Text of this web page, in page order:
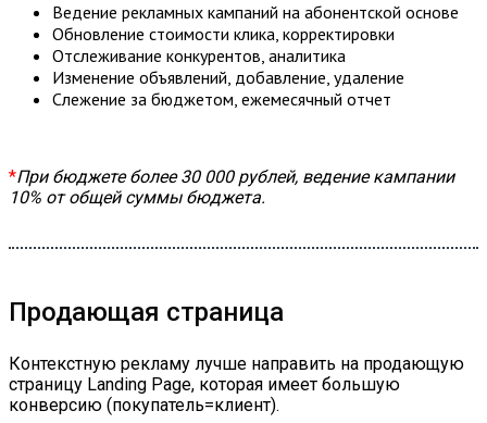
Ведение рекламных кампаний на абонентской основе
Обновление стоимости клика, корректировки
Отслеживание конкурентов, аналитика
Изменение объявлений, добавление, удаление
Слежение за бюджетом, ежемесячный отчет
*При бюджете более 30 000 рублей, ведение кампании
10% от общей суммы бюджета.
Продающая страница
Контекстную рекламу лучше направить на продающую
страницу Landing Page, которая имеет большую
конверсию (покупатель=клиент).